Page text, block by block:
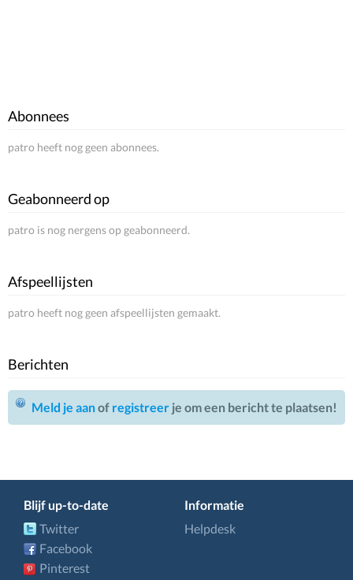
Abonnees
patro heeft nog geen abonnees.
Geabonneerd op
patro is nog nergens op geabonneerd.
Afspeellijsten
patro heeft nog geen afspeellijsten gemaakt.
Berichten
Meld je aanof registreer je om een bericht te plaatsen!
Blijf up-to-date
Twitter
Facebook
Pinterest
Informatie
Helpdesk